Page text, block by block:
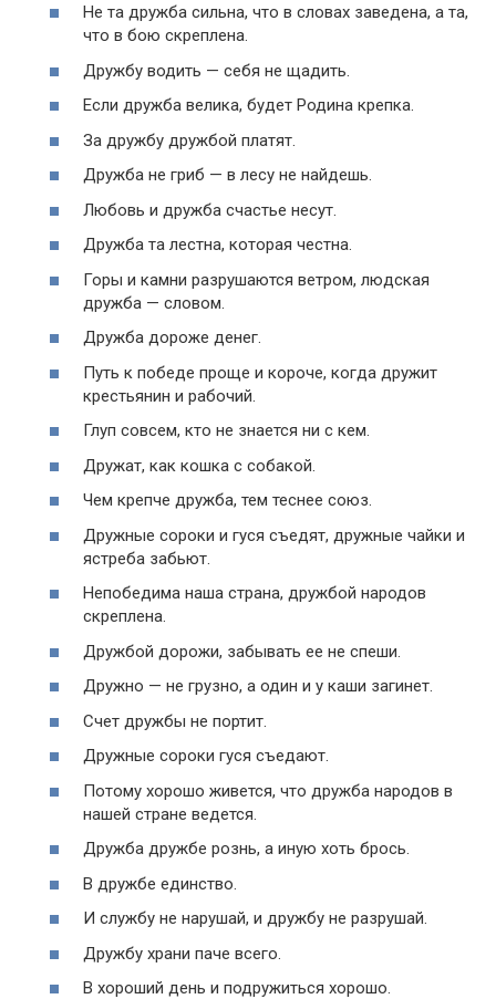
Не та дружба сильна, что в словах заведена, а та,
что в бою скреплена.
Дружбу водить — себя не щадить.
Если дружба велика, будет Родина крепка.
За дружбу дружбой платят.
Дружба не гриб — в лесу не найдешь.
Любовь и дружба счастье несут.
Дружба та лестна, которая честна.
Горы и камни разрушаются ветром, людская
дружба — словом.
Дружба дороже денег.
Путь к победе проще и короче, когда дружит
крестьянин и рабочий.
Глуп совсем, кто не знается ни с кем.
Дружат, как кошка с собакой.
Чем крепче дружба, тем теснее союз.
Дружные сороки и гуся съедят, дружные чайки и
ястреба забьют.
Непобедима наша страна, дружбой народов
скреплена.
Дружбой дорожи, забывать ее не спеши.
Дружно — не грузно, а один и у каши загинет.
Счет дружбы не портит.
Дружные сороки гуся съедают.
Потому хорошо живется, что дружба народов в
нашей стране ведется.
Дружба дружбе рознь, а иную хоть брось.
В дружбе единство.
И службу не нарушай, и дружбу не разрушай.
Дружбу храни паче всего.
В хороший день и подружиться хорошо.